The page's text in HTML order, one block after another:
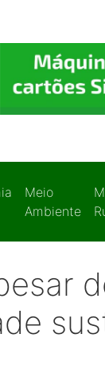
Meio
Ambiente